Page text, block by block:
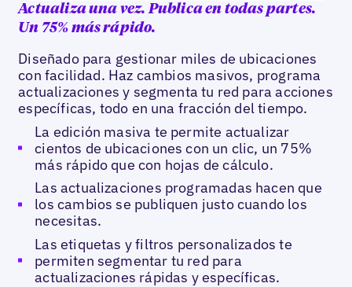
Actualiza una vez. Publica en todas partes.
Un 75% más rápido.
Diseñado para gestionar miles de ubicaciones
con facilidad. Haz cambios masivos, programa
actualizaciones y segmenta tu red para acciones
específicas, todo en una fracción del tiempo.
La edición masiva te permite actualizar
cientos de ubicaciones con un clic, un 75%
más rápido que con hojas de cálculo.
Las actualizaciones programadas hacen que
los cambios se publiquen justo cuando los
necesitas.
Las etiquetas y filtros personalizados te
permiten segmentar tu red para
actualizaciones rápidas y específicas.